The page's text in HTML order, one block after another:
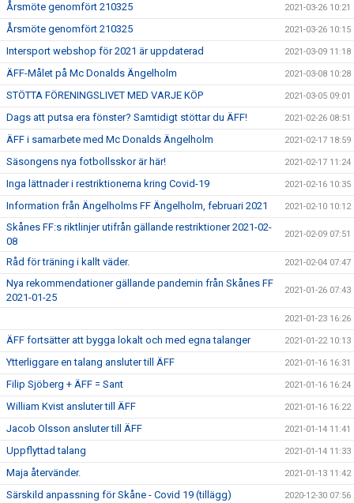
Årsmöte genomfört 210325 2021-03-26 10:21
Årsmöte genomfört 210325 2021-03-26 10:15
Intersport webshop för 2021 är uppdaterad 2021-03-09 11:18
ÄFF-Målet på Mc Donalds Ängelholm 2021-03-08 10:28
STÖTTA FÖRENINGSLIVET MED VARJE KÖP 2021-03-05 09:01
Dags att putsa era fönster? Samtidigt stöttar du ÄFF! 2021-02-26 08:51
ÄFF i samarbete med Mc Donalds Ängelholm 2021-02-17 18:59
Säsongens nya fotbollsskor är här! 2021-02-17 11:24
Inga lättnader i restriktionerna kring Covid-19 2021-02-16 10:35
Information från Ängelholms FF Ängelholm, februari 2021 2021-02-10 10:12
Skånes FF:s riktlinjer utifrån gällande restriktioner 2021-02-
08
2021-02-09 07:51
Råd för träning i kallt väder. 2021-02-04 07:47
Nya rekommendationer gällande pandemin från Skånes FF
2021-01-25
2021-01-26 07:43
2021-01-23 16:26
ÄFF fortsätter att bygga lokalt och med egna talanger 2021-01-22 10:13
Ytterliggare en talang ansluter till ÄFF 2021-01-16 16:31
Filip Sjöberg + ÄFF = Sant 2021-01-16 16:24
William Kvist ansluter till ÄFF 2021-01-16 16:22
Jacob Olsson ansluter till ÄFF 2021-01-14 11:41
Uppflyttad talang 2021-01-14 11:33
Maja återvänder. 2021-01-13 11:42
Särskild anpassning för Skåne - Covid 19 (tillägg) 2020-12-30 07:56